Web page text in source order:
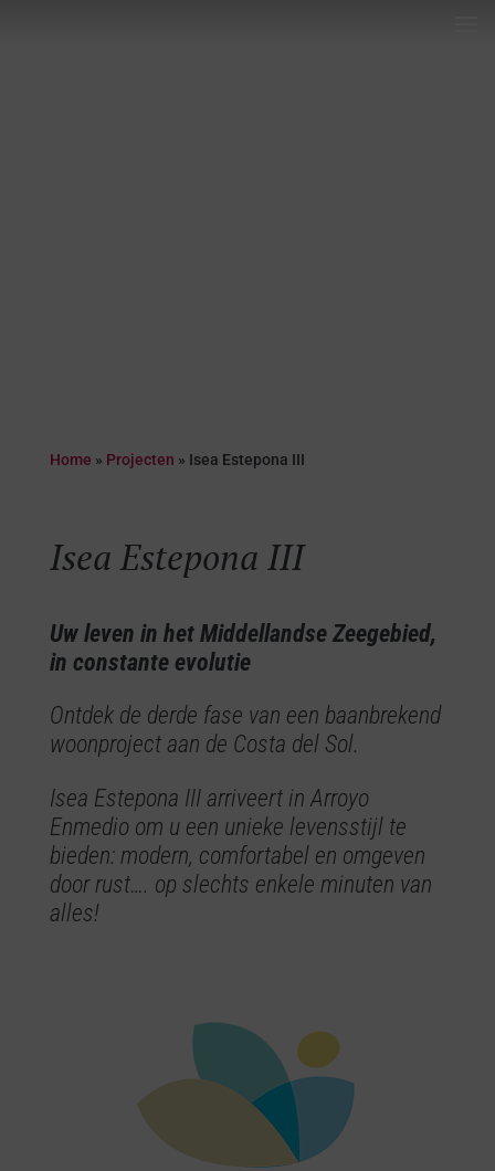
Home » Projecten » Isea Estepona III
Isea Estepona III
Uw leven in het Middellandse Zeegebied,
in constante evolutie
Ontdek de derde fase van een baanbrekend
woonproject aan de Costa del Sol.
Isea Estepona III arriveert in Arroyo
Enmedio om u een unieke levensstijl te
bieden: modern, comfortabel en omgeven
door rust…. op slechts enkele minuten van
alles!